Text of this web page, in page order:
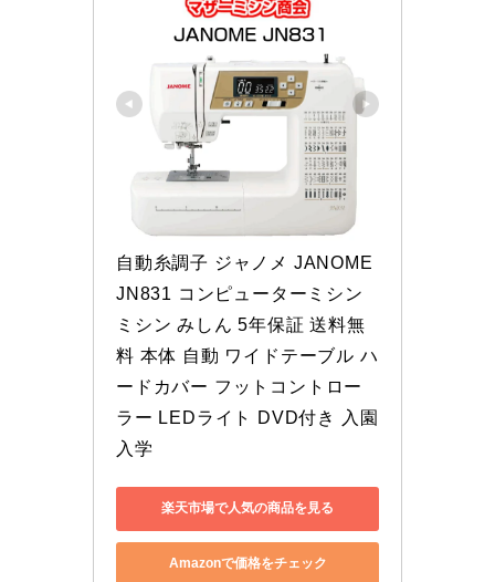
自動糸調子 ジャノメ JANOME
JN831 コンピューターミシン
ミシン みしん 5年保証 送料無
料 本体 自動 ワイドテーブル ハ
ードカバー フットコントロー
ラー LEDライト DVD付き 入園
入学
楽天市場で人気の商品を見る
Amazonで価格をチェック